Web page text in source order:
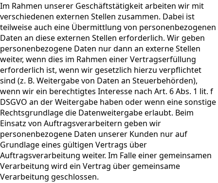
Im Rahmen unserer Geschäftstätigkeit arbeiten wir mit
verschiedenen externen Stellen zusammen. Dabei ist
teilweise auch eine Übermittlung von personenbezogenen
Daten an diese externen Stellen erforderlich. Wir geben
personenbezogene Daten nur dann an externe Stellen
weiter, wenn dies im Rahmen einer Vertragserfüllung
erforderlich ist, wenn wir gesetzlich hierzu verpflichtet
sind (z. B. Weitergabe von Daten an Steuerbehörden),
wenn wir ein berechtigtes Interesse nach Art. 6 Abs. 1 lit. f
DSGVO an der Weitergabe haben oder wenn eine sonstige
Rechtsgrundlage die Datenweitergabe erlaubt. Beim
Einsatz von Auftragsverarbeitern geben wir
personenbezogene Daten unserer Kunden nur auf
Grundlage eines gültigen Vertrags über
Auftragsverarbeitung weiter. Im Falle einer gemeinsamen
Verarbeitung wird ein Vertrag über gemeinsame
Verarbeitung geschlossen.